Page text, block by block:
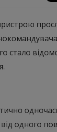
стало
одного